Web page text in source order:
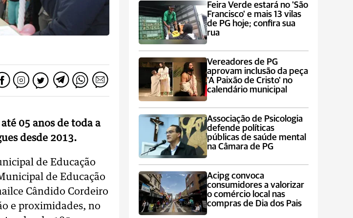
05 anos de toda a
desde 2013.
de Educação
de Educação
Cândido Cordeiro
e proximidades, no
Feira Verde estará no 'São
Francisco' e mais 13 vilas
de PG hoje; confira sua
rua
Vereadores de PG
aprovam inclusão da peça
'A Paixão de Cristo' no
calendário municipal
Associação de Psicologia
defende políticas
públicas de saúde mental
na Câmara de PG
Acipg convoca
consumidores a valorizar
o comércio local nas
compras de Dia dos Pais